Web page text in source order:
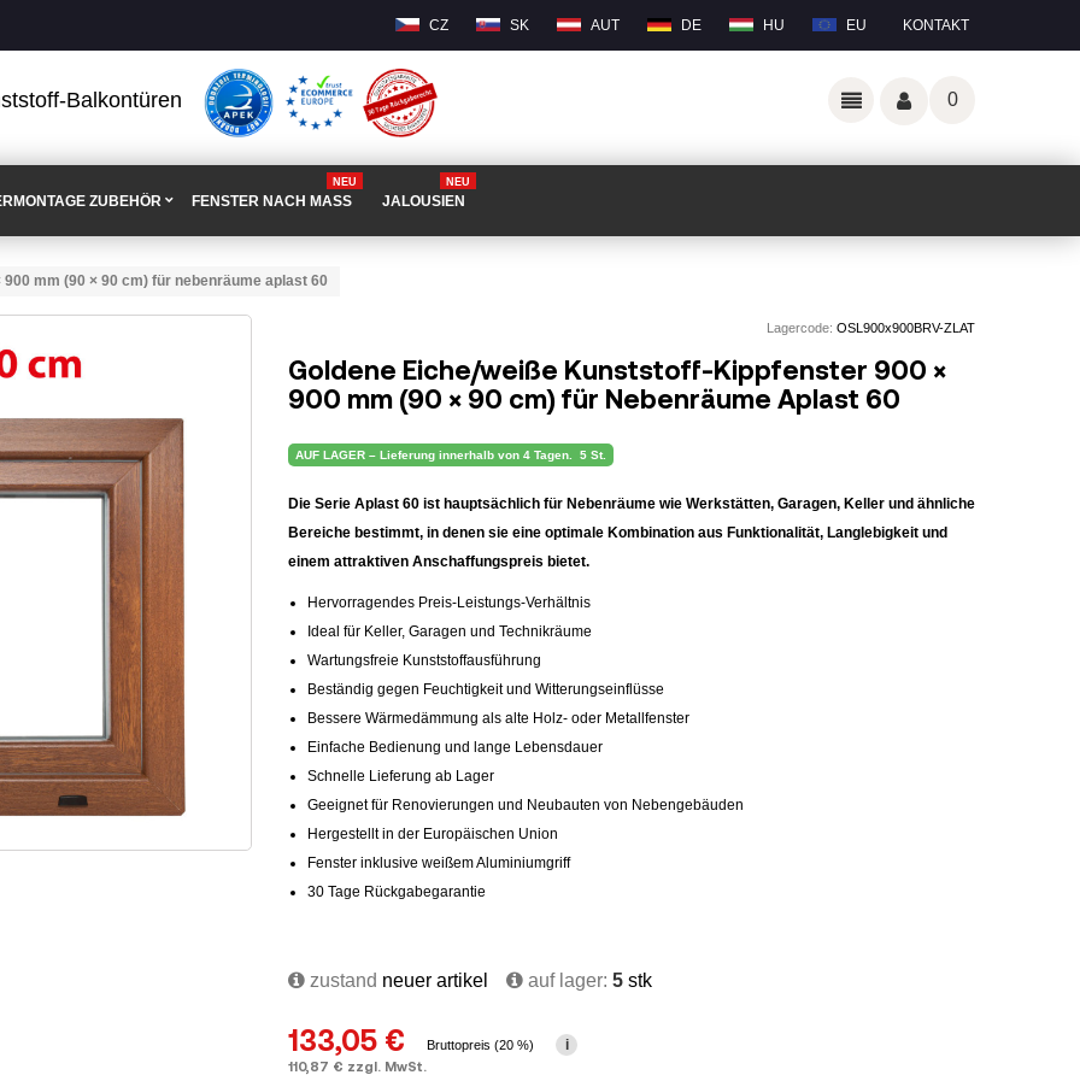
CZ SK AUT DE HU EU KONTAKT
Balkontüren 0
ZUBEHÖR FENSTER NACH MASS
NEU
JALOUSIEN
NEU
mm (90 × 90 cm) für nebenräume aplast 60
Lagercode: OSL900x900BRV-ZLAT
Goldene Eiche/weiße Kunststoff-Kippfenster 900 ×
900 mm (90 × 90 cm) für Nebenräume Aplast 60
AUF LAGER – Lieferung innerhalb von 4 Tagen. 5 St.
Die Serie Aplast 60 ist hauptsächlich für Nebenräume wie Werkstätten, Garagen, Keller und ähnliche
Bereiche bestimmt, in denen sie eine optimale Kombination aus Funktionalität, Langlebigkeit und
einem attraktiven Anschaffungspreis bietet.
Hervorragendes Preis-Leistungs-Verhältnis
Ideal für Keller, Garagen und Technikräume
Wartungsfreie Kunststoffausführung
Beständig gegen Feuchtigkeit und Witterungseinflüsse
Bessere Wärmedämmung als alte Holz- oder Metallfenster
Einfache Bedienung und lange Lebensdauer
Schnelle Lieferung ab Lager
Geeignet für Renovierungen und Neubauten von Nebengebäuden
Hergestellt in der Europäischen Union
Fenster inklusive weißem Aluminiumgriff
30 Tage Rückgabegarantie
zustand neuer artikel auf lager: 5 stk
133,05 €
110,87 € zzgl. MwSt.
Bruttopreis (20 %) i